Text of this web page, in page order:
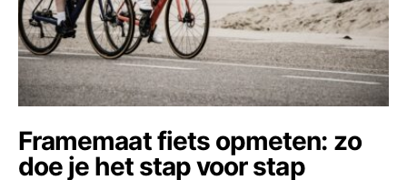
Framemaat fiets opmeten: zo
doe je het stap voor stap